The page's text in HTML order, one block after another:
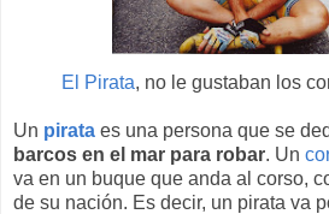
El Pirata, no le gustaban los
Un pirata es una persona que se
barcos en el mar para robar. Un
va en un buque que anda al corso,
de su nación. Es decir, un pirata va